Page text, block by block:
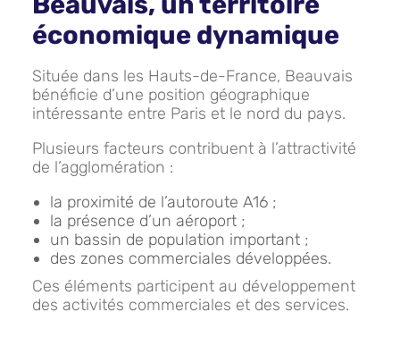
économique dynamique
Située dans les Hauts-de-France, Beauvais
bénéficie d’une position géographique
intéressante entre Paris et le nord du pays.
Plusieurs facteurs contribuent à l’attractivité
de l’agglomération :
la proximité de l’autoroute A16 ;
la présence d’un aéroport ;
un bassin de population important ;
des zones commerciales développées.
Ces éléments participent au développement
des activités commerciales et des services.